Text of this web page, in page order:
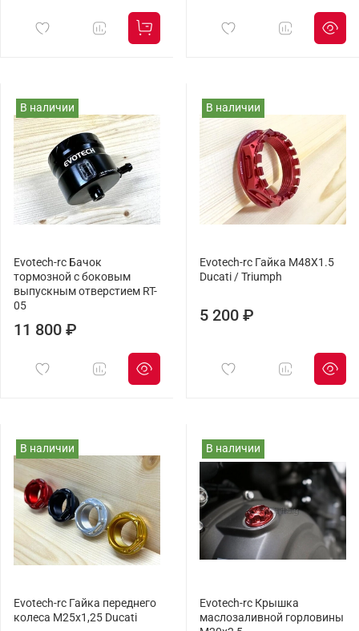
В наличии
Evotech-rc Бачок
тормозной с боковым
выпускным отверстием RT-
05
11 800 ₽
В наличии
Evotech-rc Гайка M48X1.5
Ducati / Triumph
5 200 ₽
В наличии
Evotech-rc Гайка переднего
колеса М25x1,25 Ducati
В наличии
Evotech-rc Крышка
маслозаливной горловины